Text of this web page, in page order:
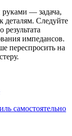
руками — задача,
деталям. Следуйте
результата
импедансов.
переспросить на
самостоятельно